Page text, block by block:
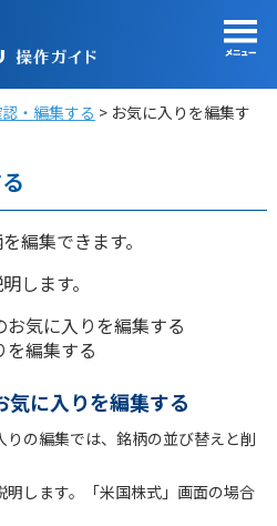
・編集する
お気に入りを編集す
編集できます。
します。
気に入りを編集する
を編集する
に入りを編集する
の編集では、銘柄の並び替えと削
明します。「米国株式」画面の場合